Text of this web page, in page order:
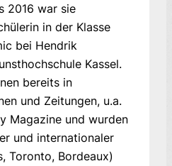
2016 war sie
in der Klasse
bei Hendrik
Kassel.
bereits in
und Zeitungen, u.a.
Magazine und wurden
und internationaler
Toronto, Bordeaux)